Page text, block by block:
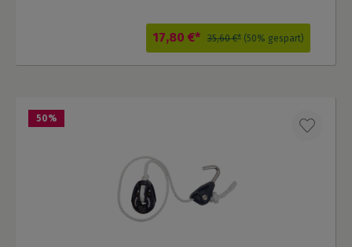
17,80 €* 35,60 €* (50% gespart)
50%